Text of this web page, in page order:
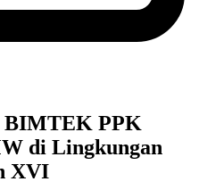
BIMTEK PPK
di Lingkungan
XVI